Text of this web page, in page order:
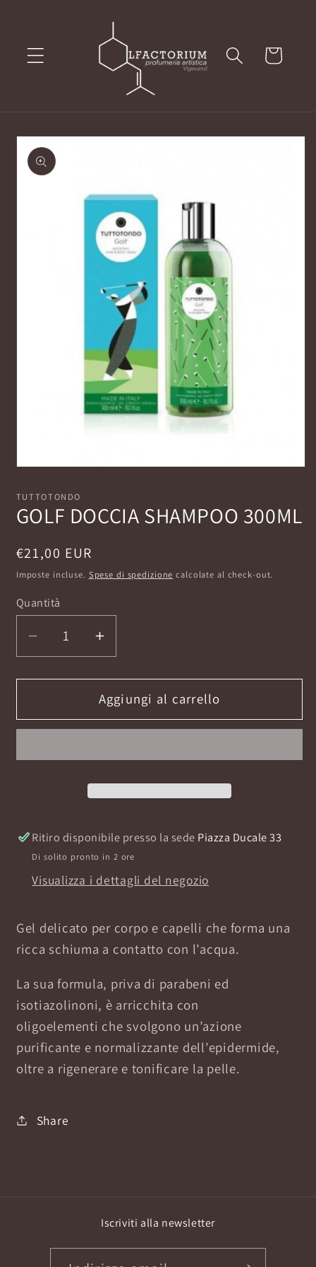
Carrello
Passa alle
informazioni
sul prodotto
multimediali
1
in
finestra
TUTTOTONDO
GOLF DOCCIA SHAMPOO 300ML
Prezzo
di
€21,00 EUR
Imposte incluse. Spese di spedizione calcolate al check-out.
Quantità
Diminuisci
quantità
per
DOCCIA
Aumenta
quantità
per
GOLF
DOCCIA
Aggiungi al carrello
Ritiro disponibile presso la sede Piazza Ducale 33
Di solito pronto in 2 ore
Visualizza i dettagli del negozio
Gel delicato per corpo e capelli che forma una
ricca schiuma a contatto con l’acqua.
La sua formula, priva di parabeni ed
isotiazolinoni, è arricchita con
oligoelementi che svolgono un’azione
purificante e normalizzante dell’epidermide,
oltre a rigenerare e tonificare la pelle.
Share
Iscriviti alla newsletter